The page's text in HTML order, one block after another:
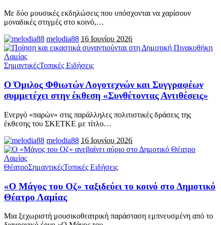
Με δύο μουσικές εκδηλώσεις που υπόσχονται να χαρίσουν
μοναδικές στιγμές στο κοινό,…
melodia88 16 Ιουνίου 2026
ΣημαντικέςΤοπικές Ειδήσεις
Ο Όμιλος Φθιωτών Λογοτεχνών και Συγγραφέων
συμμετέχει στην έκθεση «Συνθέτοντας Αντιθέσεις»
Ενεργό «παρών» στις παράλληλες πολιτιστικές δράσεις της
έκθεσης του ΣΚΕΤΚΕ με τίτλο…
melodia88 16 Ιουνίου 2026
ΘέατροΣημαντικέςΤοπικές Ειδήσεις
«Ο Μάγος του Οζ» ταξιδεύει το κοινό στο Δημοτικό
Θέατρο Λαμίας
Μια ξεχωριστή μουσικοθεατρική παράσταση εμπνευσμένη από το